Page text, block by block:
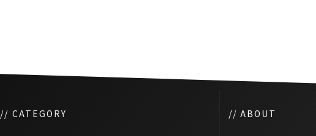
// CATEGORY // ABOUT